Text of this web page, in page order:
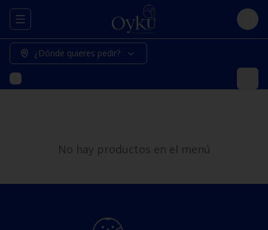
Abrir menu de navegación Login
¿Dónde quieres pedir?
No hay productos en el menú